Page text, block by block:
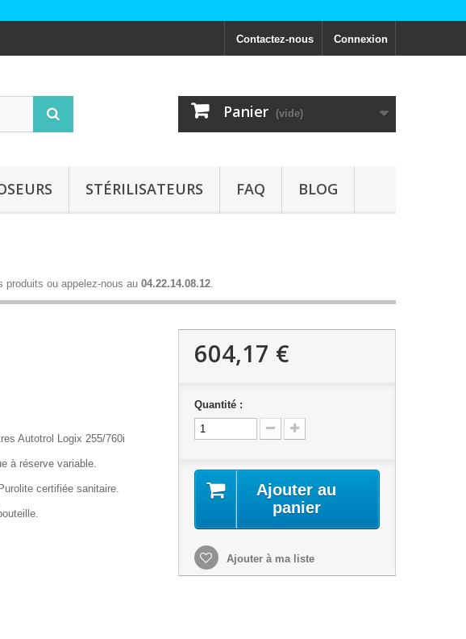
Connexion
Contactez-nous
Panier (vide)
STÉRILISATEURS FAQ BLOG
produits ou appelez-nous au 04.22.14.08.12.
Autotrol Logix 255/760i
à réserve variable.
certifiée sanitaire.
604,17 €
Quantité :
Ajouter au
panier
Ajouter à ma liste